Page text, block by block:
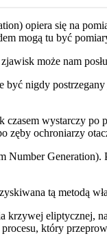
opiera się na
mogą tu być
może nam
nigdy
wystarczy po
zęby ochroniarzy
Number
tą metodą
eliptycznej,
który